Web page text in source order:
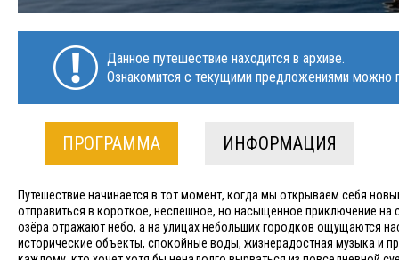
Данное путешествие находится в архиве.
Ознакомится с текущими предложениями можно
ПРОГРАММА ИНФОРМАЦИЯ
Путешествие начинается в тот момент, когда мы открываем себя
отправиться в короткое, неспешное, но насыщенное приключение
озёра отражают небо, а на улицах небольших городков ощущаются
исторические объекты, спокойные воды, жизнерадостная музыка и